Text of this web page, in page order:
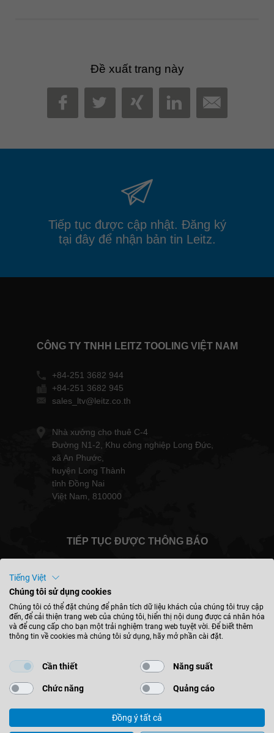
Đề xuất trang này
FACEBOOK
TWITTER
XINGLINKEDIN
MAIL
Tiếp tục được cập nhật. Đăng ký
tại đây để nhận bản tin Leitz.
CÔNG TY TNHH LEITZ TOOLING VIỆT NAM
+84-251 3682 944
+84-251 3682 945
sales_ltv@leitz.co.th
Nhà xưởng cho thuê C-4
Đường N1-2, Khu công nghiệp Long Đức,
xã An Phước,
huyện Long Thành
tỉnh Đồng Nai
Việt Nam, 810000
TIẾP TỤC ĐƯỢC THÔNG BÁO
Việt Nam - tiếng việt
© 2026 Leitz GmbH & Co. KG
Tiếng Việt
Chúng tôi sử dụng cookies
Chúng tôi có thể đặt chúng để phân tích dữ liệu khách của chúng tôi truy cập
đến, để cải thiện trang web của chúng tôi, hiển thị nội dung được cá nhân hóa
và để cung cấp cho bạn một trải nghiệm trang web tuyệt vời. Để biết thêm
thông tin về cookies mà chúng tôi sử dụng, hãy mở phần cài đặt.
Cần thiết Năng suất
Chức năng Quảng cáo
Đồng ý tất cả